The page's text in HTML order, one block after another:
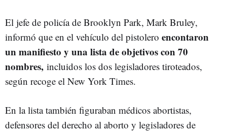
El jefe de policía de Brooklyn Park, Mark Bruley,
informó que en el vehículo del pistolero encontaron
un manifiesto y una lista de objetivos con 70
nombres, incluidos los dos legisladores tiroteados,
según recoge el New York Times.
En la lista también figuraban médicos abortistas,
defensores del derecho al aborto y legisladores de